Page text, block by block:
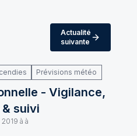
Actualité
suivante
Prévisions météo
- Vigilance,
suivi
à à